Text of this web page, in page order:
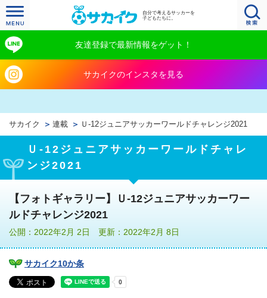
自分で考えるサッカーを
子どもたちに。
友達登録で最新情報をゲット！
サカイクのインスタを見る
サカイク 連載 Ｕ‐12ジュニアサッカーワールドチャレンジ2021
Ｕ‐12ジュニアサッカーワールドチャレ
ンジ2021
【フォトギャラリー】Ｕ‐12ジュニアサッカーワー
ルドチャレンジ2021
公開：2022年2月 2日 更新：2022年2月 8日
サカイク10か条